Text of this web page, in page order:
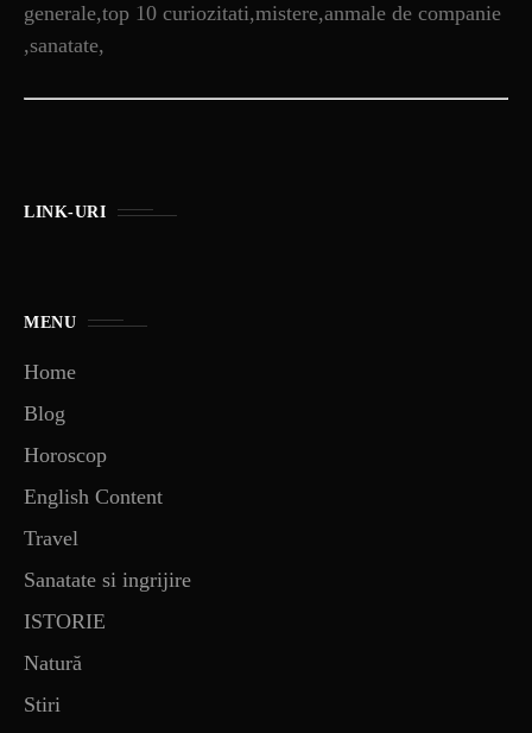
generale,top 10 curiozitati,mistere,anmale de companie
,sanatate,
LINK-URI
MENU
Home
Blog
Horoscop
English Content
Travel
Sanatate si ingrijire
ISTORIE
Natură
Stiri